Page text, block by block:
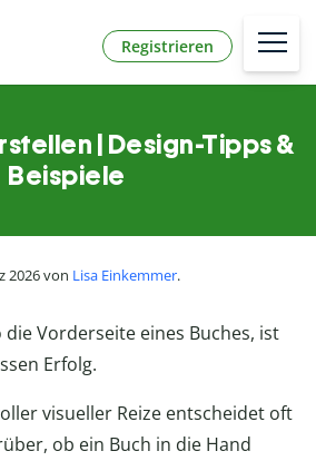
Registrieren
| Design-Tipps &
Beispiele
2026 von Lisa Einkemmer.
die Vorderseite eines Buches, ist
Erfolg.
visueller Reize entscheidet oft
ob ein Buch in die Hand